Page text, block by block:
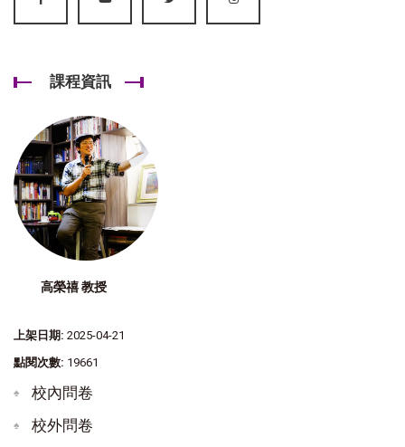
課程資訊
高榮禧 教授
上架日期: 2025-04-21
點閱次數: 19661
校內問卷
校外問卷